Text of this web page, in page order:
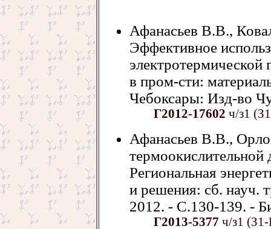
Афанасьев В.В.,
Эффективное
электротермической
в пром-сти:
Чебоксары: Изд-во
Г2012-17602 ч/з1
Афанасьев В.В.,
термоокислительной
Региональная
и решения: сб. науч.
2012. - С.130-139. -
Г2013-5377 ч/з1